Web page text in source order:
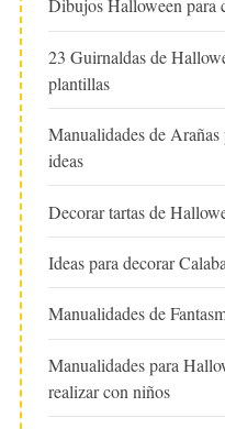
Dibujos Halloween para
23 Guirnaldas de
plantillas
Manualidades de
ideas
Decorar tartas de
Ideas para decorar
Manualidades de
Manualidades para
realizar con niños